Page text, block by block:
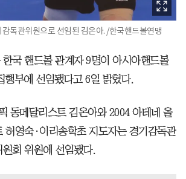
독관위원으로 선임된 김온아. /한국핸드볼연맹
국 핸드볼 관계자 9명이 아시아핸드볼
행부에 선임됐다고 6일 밝혔다.
동메달리스트 김온아와 2004 아테네 올
허영숙·이리송학초 지도자는 경기감독관
회 위원에 선임됐다.